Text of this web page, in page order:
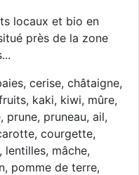
locaux et bio en
près de la zone
cerise, châtaigne,
kaki, kiwi, mûre,
prune, pruneau, ail,
courgette,
mâche,
pomme de terre,